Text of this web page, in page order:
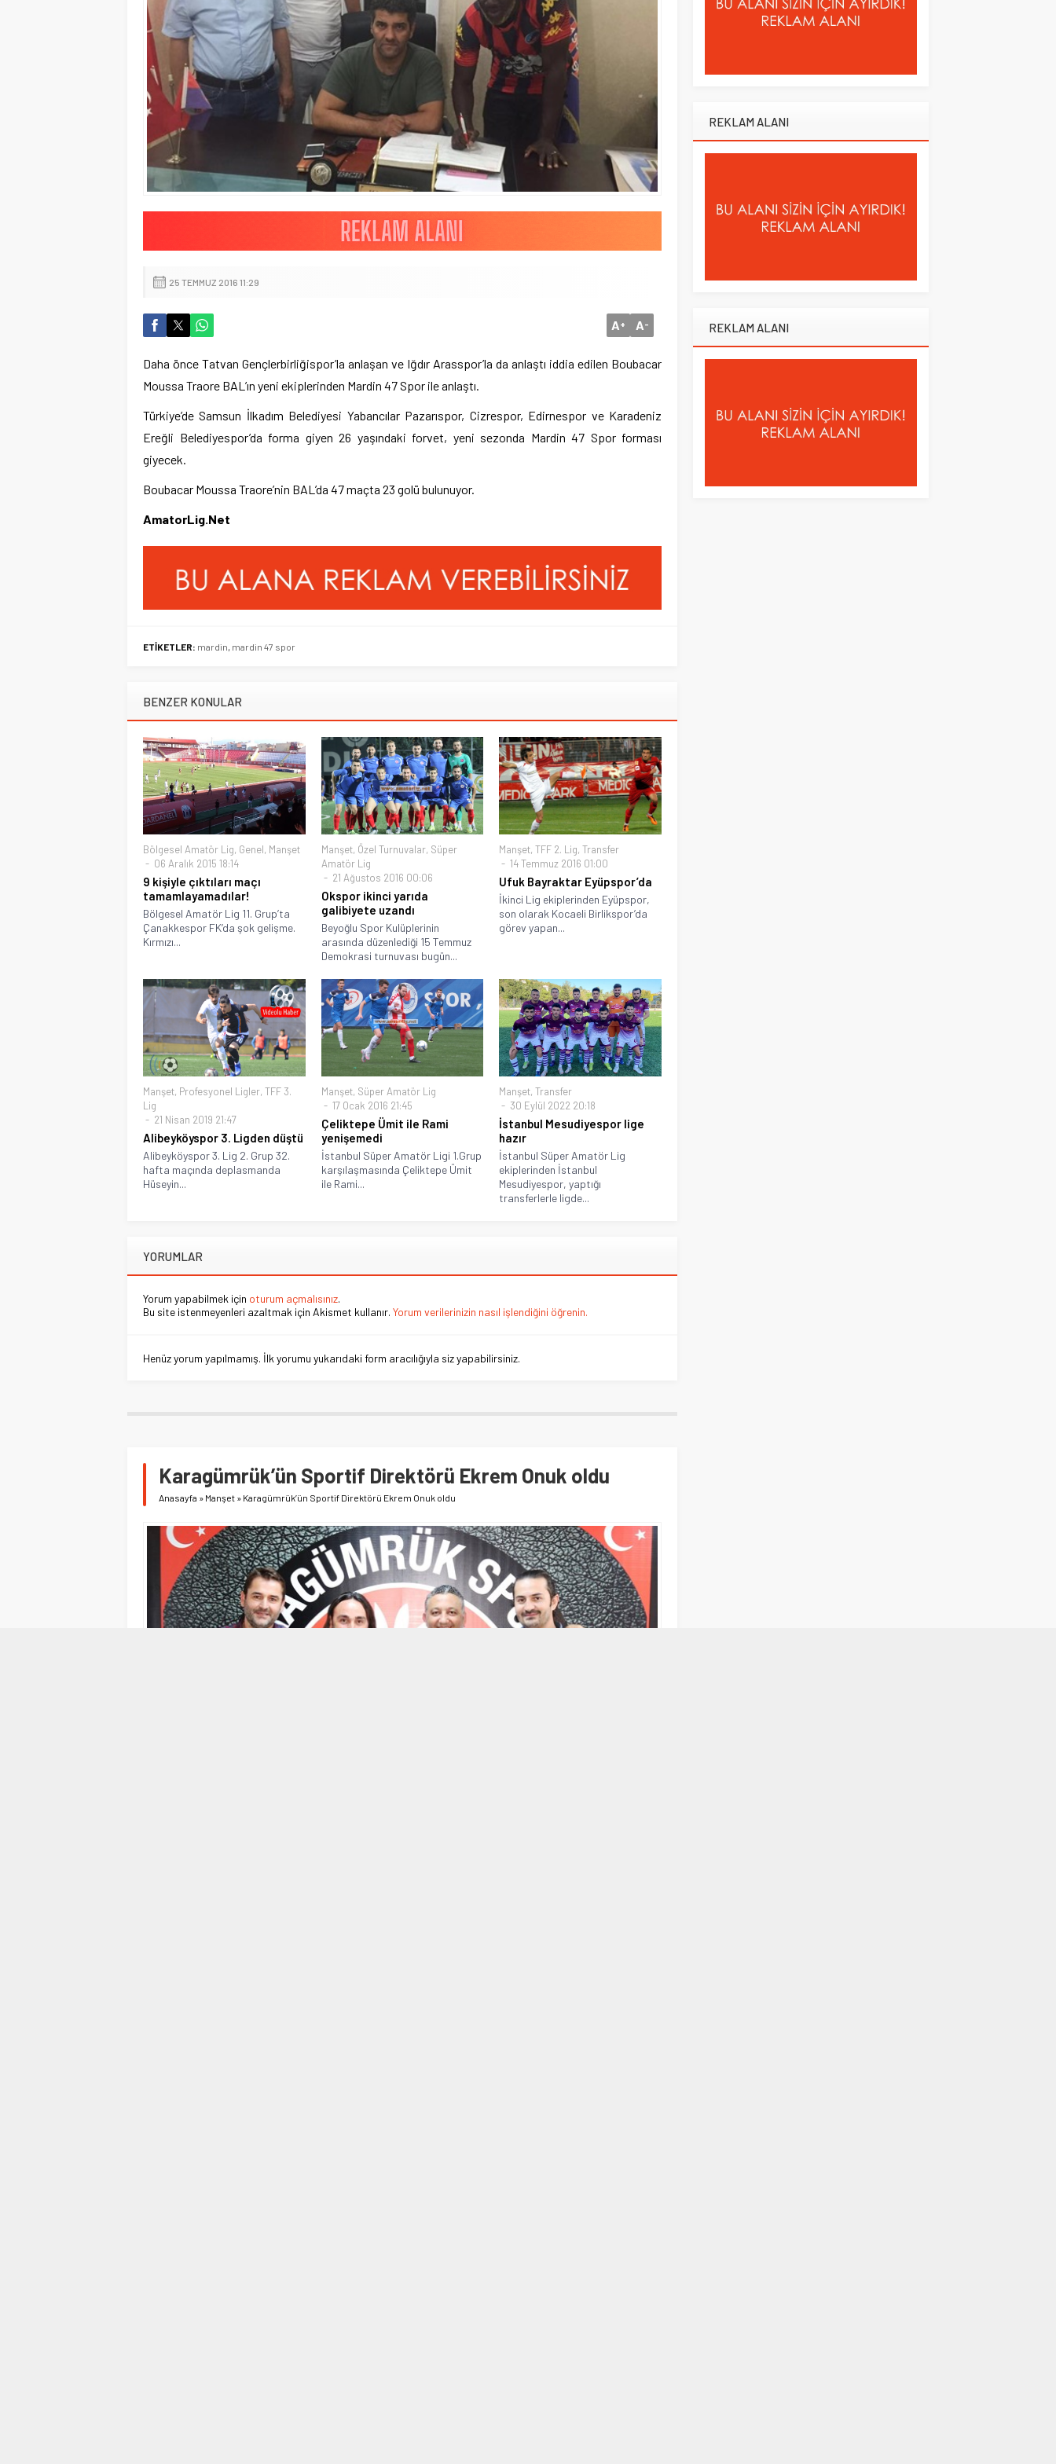
25 TEMMUZ 2016 11:29
A+ A-
Daha önce Tatvan Gençlerbirliğispor’la anlaşan ve Iğdır Arasspor’la da anlaştı iddia edilen Boubacar
Moussa Traore BAL’ın yeni ekiplerinden Mardin 47 Spor ile anlaştı.
Türkiye’de Samsun İlkadım Belediyesi Yabancılar Pazarıspor, Cizrespor, Edirnespor ve Karadeniz
Ereğli Belediyespor’da forma giyen 26 yaşındaki forvet, yeni sezonda Mardin 47 Spor forması
giyecek.
Boubacar Moussa Traore’nin BAL’da 47 maçta 23 golü bulunuyor.
AmatorLig.Net
ETİKETLER: mardin, mardin 47 spor
BENZER KONULAR
Bölgesel Amatör Lig, Genel, Manşet
06 Aralık 2015 18:14
9 kişiyle çıktıları maçı
tamamlayamadılar!
Bölgesel Amatör Lig 11. Grup’ta
Çanakkespor FK’da şok gelişme.
Kırmızı...
Manşet, Özel Turnuvalar, Süper
Amatör Lig
21 Ağustos 2016 00:06
Okspor ikinci yarıda
galibiyete uzandı
Beyoğlu Spor Kulüplerinin
arasında düzenlediği 15 Temmuz
Demokrasi turnuvası bugün...
Manşet,TFF 2. Lig,Transfer
14 Temmuz 2016 01:00
Ufuk Bayraktar Eyüpspor’da
İkinci Lig ekiplerinden Eyüpspor,
son olarak Kocaeli Birlikspor’da
görev yapan...
Manşet, Profesyonel Ligler, TFF 3.
Lig
21 Nisan 2019 21:47
Alibeyköyspor 3. Ligden düştü
Alibeyköyspor 3. Lig 2. Grup 32.
hafta maçında deplasmanda
Hüseyin...
Manşet, Süper Amatör Lig
17 Ocak 2016 21:45
Çeliktepe Ümit ile Rami
yenişemedi
İstanbul Süper Amatör Ligi 1.Grup
karşılaşmasında Çeliktepe Ümit
ile Rami...
Manşet,Transfer
30 Eylül 2022 20:18
İstanbul Mesudiyespor lige
hazır
İstanbul Süper Amatör Lig
ekiplerinden İstanbul
Mesudiyespor, yaptığı
transferlerle ligde...
YORUMLAR
Yorum yapabilmek için oturum açmalısınız.
Bu site istenmeyenleri azaltmak için Akismet kullanır. Yorum verilerinizin nasıl işlendiğini öğrenin.
Henüz yorum yapılmamış. İlk yorumu yukarıdaki form aracılığıyla siz yapabilirsiniz.
Karagümrük’ün Sportif Direktörü Ekrem Onuk oldu
Anasayfa » Manşet » Karagümrük’ün Sportif Direktörü Ekrem Onuk oldu
REKLAM ALANI
REKLAM ALANI